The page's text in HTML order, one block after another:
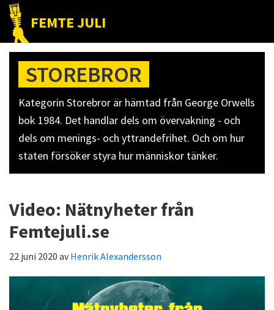
Hoppa
huvudnavigering
Hoppa
huvudinnehåll
Hoppa
det
primära
sidofältet
FEMTE JULI
Nätet
till
folket!
STOREBROR
Kategorin Storebror är hämtad från George Orwells
bok 1984. Det handlar dels om övervakning - och
dels om menings- och yttrandefrihet. Och om hur
staten försöker styra hur människor tänker.
Video: Nätnyheter från
Femtejuli.se
22 juni 2020 avHenrik Alexandersson